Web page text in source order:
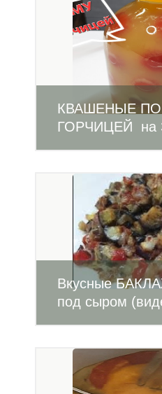
КВАШЕНЫЕ
ГОРЧИЦЕЙ на
Вкусные
под сыром